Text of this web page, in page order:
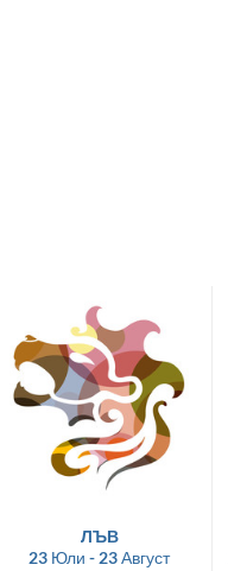
ЛЪВ
23 Юли - 23 Август